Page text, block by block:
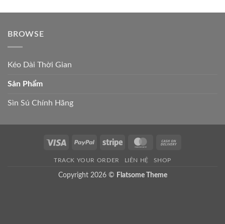
BROWSE
Kéo Dài Thời Gian
Sản Phẩm
Sìn Sú Chính Hãng
Visa PayPal Stripe MasterCard
TRACK YOUR ORDER LIÊN HỆ SHOP
Copyright 2026 © Flatsome Theme